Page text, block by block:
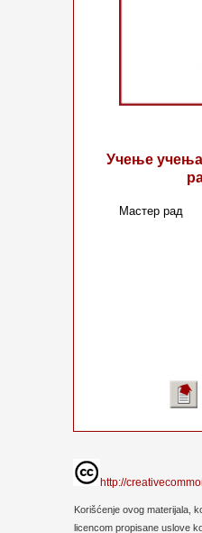
Учење учења
Мастер рад
http://
Korišćenje ovog materijala,
licencom propisane uslove